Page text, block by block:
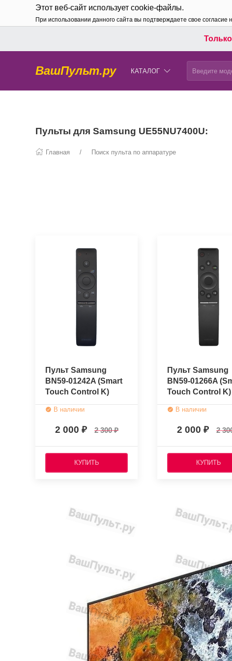
Этот веб-сайт использует cookie-файлы.
При использовании данного сайта вы подтверждаете свое
ВашПульт.ру КАТАЛОГ
Пульты для Samsung UE55NU7400U:
Главная Поиск пульта по аппаратуре
Пульт Samsung
BN59-01242A (Smart
Touch Control K)
(оригинальный)
В наличии
2 000 2 300
КУПИТЬ
Пульт Samsung
BN59-01266A
Touch Control K)
(оригинальный)
В наличии
2 000 2
КУПИТЬ